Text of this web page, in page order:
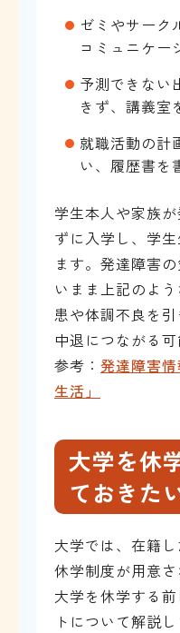
ゼミやサーク
コミュニケー
予測できない
きず、講義室
就職活動の計
い、履歴書を
学生本人や家族
ずに入学し、学
ます。発達障害
いまま上記のよ
患や体調不良を引
中退につながる可
参考： 発達障害
生活」
大学を休
ておきた
大学では、在籍
休学制度が用意さ
大学を休学する
トについて解説し